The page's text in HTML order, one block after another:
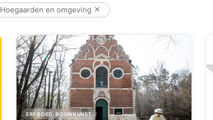
Hoegaarden en omgeving
ERFGOED, BOUWKUNST